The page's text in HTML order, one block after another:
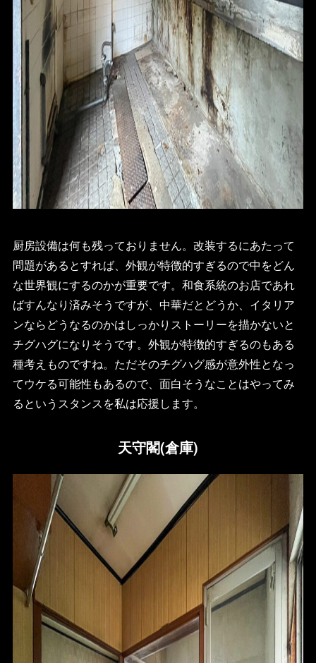
厨房設備は何も残っておりません。改装するにあたって
問題があるとすれば、外観が特徴的すぎるので中をどん
な世界観にするのかが重要です。和食系統のお店であれ
ばすんなり済みそうですが、中華だとどうか、イタリア
ンならどうなるのかはしっかりストーリーを描かないと
チグハグになりそうです。外観が特徴的すぎるのもある
種考えものですね。ただそのチグハグ感が意外性となっ
てウケる可能性もあるので、面白そうなことはやってみ
るというスタンスを私は応援します。
天守閣(倉庫)